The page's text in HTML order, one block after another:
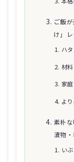
ご飯
け」
ハ
材
家
よ
素朴
漬物
い